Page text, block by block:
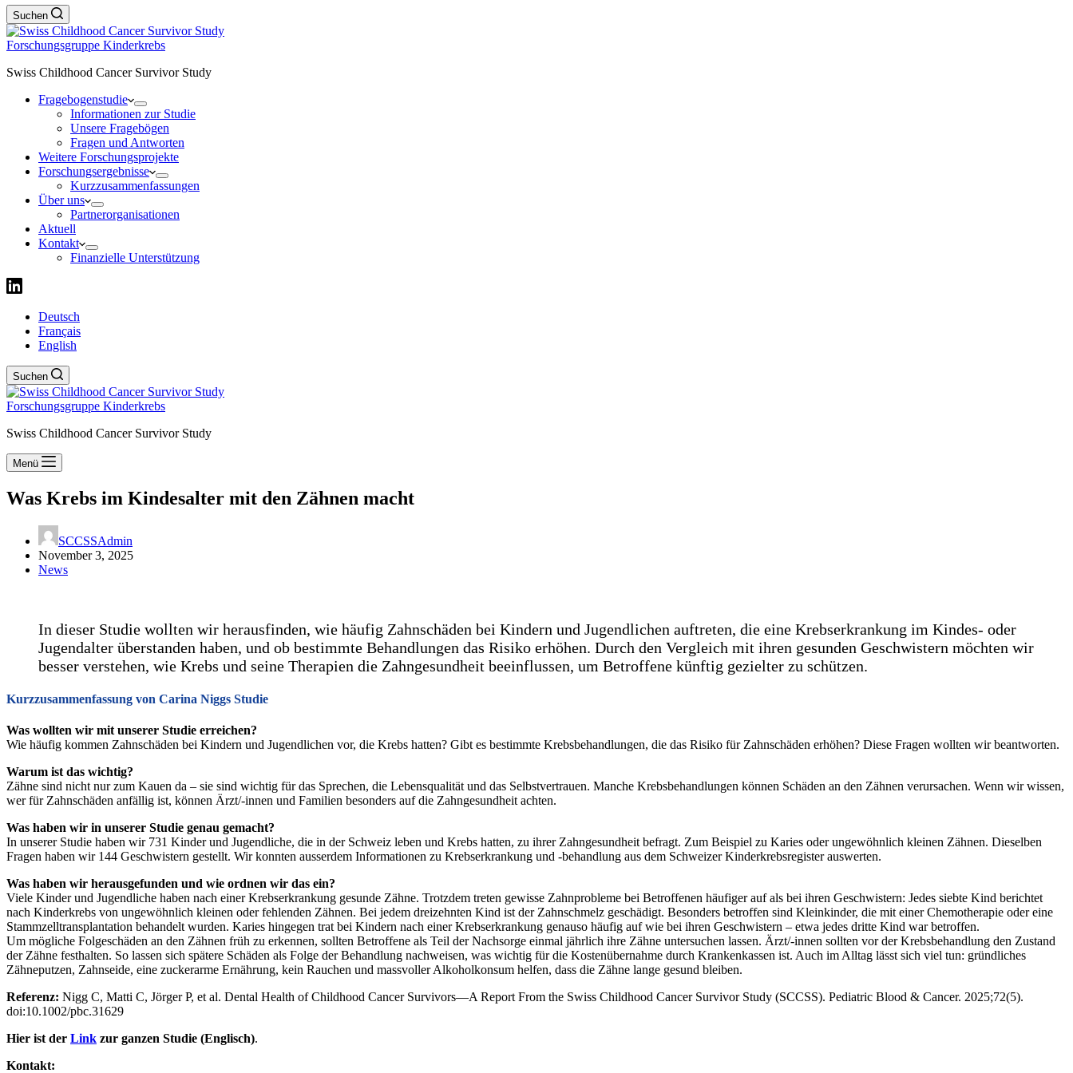
Suchen
Forschungsgruppe Kinderkrebs
Swiss Childhood Cancer Survivor Study
Fragebogenstudie
Informationen zur Studie
Unsere Fragebögen
Fragen und Antworten
Weitere Forschungsprojekte
Forschungsergebnisse
Kurzzusammenfassungen
Über uns
Partnerorganisationen
Aktuell
Kontakt
Finanzielle Unterstützung
Deutsch
Français
English
Suchen
Forschungsgruppe Kinderkrebs
Swiss Childhood Cancer Survivor Study
Menü
Was Krebs im Kindesalter mit den Zähnen macht
SCCSSAdmin
November 3, 2025
News
In dieser Studie wollten wir herausfinden, wie häufig Zahnschäden bei Kindern und Jugendlichen auftreten, die eine Krebserkrankung im Kindes- oder
Jugendalter überstanden haben, und ob bestimmte Behandlungen das Risiko erhöhen. Durch den Vergleich mit ihren gesunden Geschwistern möchten wir
besser verstehen, wie Krebs und seine Therapien die Zahngesundheit beeinflussen, um Betroffene künftig gezielter zu schützen.
Kurzzusammenfassung von Carina Niggs Studie
Was wollten wir mit unserer Studie erreichen?
Wie häufig kommen Zahnschäden bei Kindern und Jugendlichen vor, die Krebs hatten? Gibt es bestimmte Krebsbehandlungen, die das Risiko für Zahnschäden erhöhen? Diese Fragen wollten wir beantworten.
Warum ist das wichtig?
Zähne sind nicht nur zum Kauen da – sie sind wichtig für das Sprechen, die Lebensqualität und das Selbstvertrauen. Manche Krebsbehandlungen können Schäden an den Zähnen verursachen. Wenn wir wissen,
wer für Zahnschäden anfällig ist, können Ärzt/-innen und Familien besonders auf die Zahngesundheit achten.
Was haben wir in unserer Studie genau gemacht?
In unserer Studie haben wir 731 Kinder und Jugendliche, die in der Schweiz leben und Krebs hatten, zu ihrer Zahngesundheit befragt. Zum Beispiel zu Karies oder ungewöhnlich kleinen Zähnen. Dieselben
Fragen haben wir 144 Geschwistern gestellt. Wir konnten ausserdem Informationen zu Krebserkrankung und -behandlung aus dem Schweizer Kinderkrebsregister auswerten.
Was haben wir herausgefunden und wie ordnen wir das ein?
Viele Kinder und Jugendliche haben nach einer Krebserkrankung gesunde Zähne. Trotzdem treten gewisse Zahnprobleme bei Betroffenen häufiger auf als bei ihren Geschwistern: Jedes siebte Kind berichtet
nach Kinderkrebs von ungewöhnlich kleinen oder fehlenden Zähnen. Bei jedem dreizehnten Kind ist der Zahnschmelz geschädigt. Besonders betroffen sind Kleinkinder, die mit einer Chemotherapie oder eine
Stammzelltransplantation behandelt wurden. Karies hingegen trat bei Kindern nach einer Krebserkrankung genauso häufig auf wie bei ihren Geschwistern – etwa jedes dritte Kind war betroffen.
Um mögliche Folgeschäden an den Zähnen früh zu erkennen, sollten Betroffene als Teil der Nachsorge einmal jährlich ihre Zähne untersuchen lassen. Ärzt/-innen sollten vor der Krebsbehandlung den Zustand
der Zähne festhalten. So lassen sich spätere Schäden als Folge der Behandlung nachweisen, was wichtig für die Kostenübernahme durch Krankenkassen ist. Auch im Alltag lässt sich viel tun: gründliches
Zähneputzen, Zahnseide, eine zuckerarme Ernährung, kein Rauchen und massvoller Alkoholkonsum helfen, dass die Zähne lange gesund bleiben.
Referenz: Nigg C, Matti C, Jörger P, et al. Dental Health of Childhood Cancer Survivors—A Report From the Swiss Childhood Cancer Survivor Study (SCCSS). Pediatric Blood & Cancer. 2025;72(5).
doi:10.1002/pbc.31629
Hier ist der Link zur ganzen Studie (Englisch).
Kontakt: